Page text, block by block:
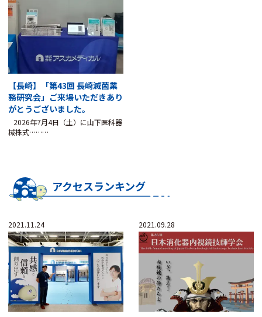
【長崎】「第43回 長崎滅菌業
務研究会」ご来場いただきあり
がとうございました。
2026年7月4日（土）に山下医科器
械株式………
アクセスランキング
2021.11.24 2021.09.28